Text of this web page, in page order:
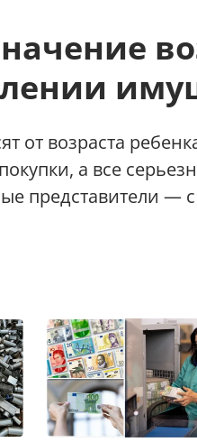
от возраста
а все
представители —